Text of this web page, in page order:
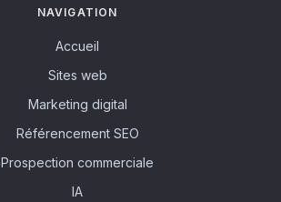
NAVIGATION
Accueil
Sites web
Marketing digital
Référencement SEO
Prospection commerciale
IA